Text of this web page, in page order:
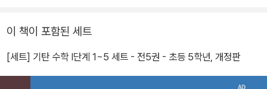
이 책이 포함된 세트
[세트] 기탄 수학 I단계 1~5 세트 - 전5권 - 초등 5학년, 개정판